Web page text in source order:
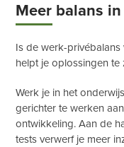
Meer balans
Is de werk-
helpt je oplossingen te
Werk je in het
gerichter te werken
ontwikkeling. Aan de
tests verwerf je meer